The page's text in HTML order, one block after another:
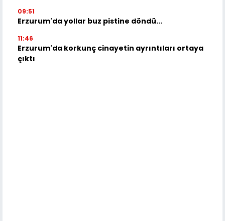
09:51
Erzurum'da yollar buz pistine döndü...
11:46
Erzurum'da korkunç cinayetin ayrıntıları ortaya
çıktı